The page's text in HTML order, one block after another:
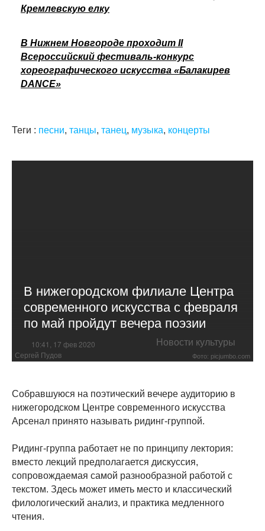
Кремлевскую елку
В Нижнем Новгороде проходит II
Всероссийский фестиваль-конкурс
хореографического искусства «Балакирев
DANCE»
Теги : песни, танцы, танец, музыка, концерты
В нижегородском филиале Центра
современного искусства с февраля
по май пройдут вечера поэзии
10:41, 17 фев 2020 Новости культуры
Сергей Пудов Фото: picjumbo.com
Собравшуюся на поэтический вечере аудиторию в
нижегородском Центре современного искусства
Арсенал принято называть ридинг-группой.
Ридинг-группа работает не по принципу лектория:
вместо лекций предполагается дискуссия,
сопровождаемая самой разнообразной работой с
текстом. Здесь может иметь место и классический
филологический анализ, и практика медленного
чтения.